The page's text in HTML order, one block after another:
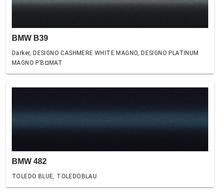
BMW B39
Darker, DESIGNO CASHMERE WHITE MAGNO, DESIGNO PLATINUM
MAGNO Р’В¤MAT
BMW 482
TOLEDO BLUE, TOLEDOBLAU